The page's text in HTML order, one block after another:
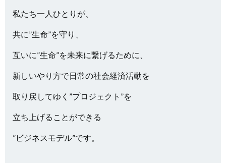
私たち一人ひとりが、
共に”生命”を守り、
互いに”生命”を未来に繋げるために、
新しいやり方で日常の社会経済活動を
取り戻してゆく”プロジェクト”を
立ち上げることができる
”ビジネスモデル”です。